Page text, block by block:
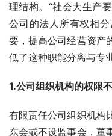
理结构。“社会大生产
公司的法人所有权相
要，提高公司经营资产
低了这种职能分离与专
1.公司组织机构的权限不
有限责任公司组织机构
东会或不设监事会，董